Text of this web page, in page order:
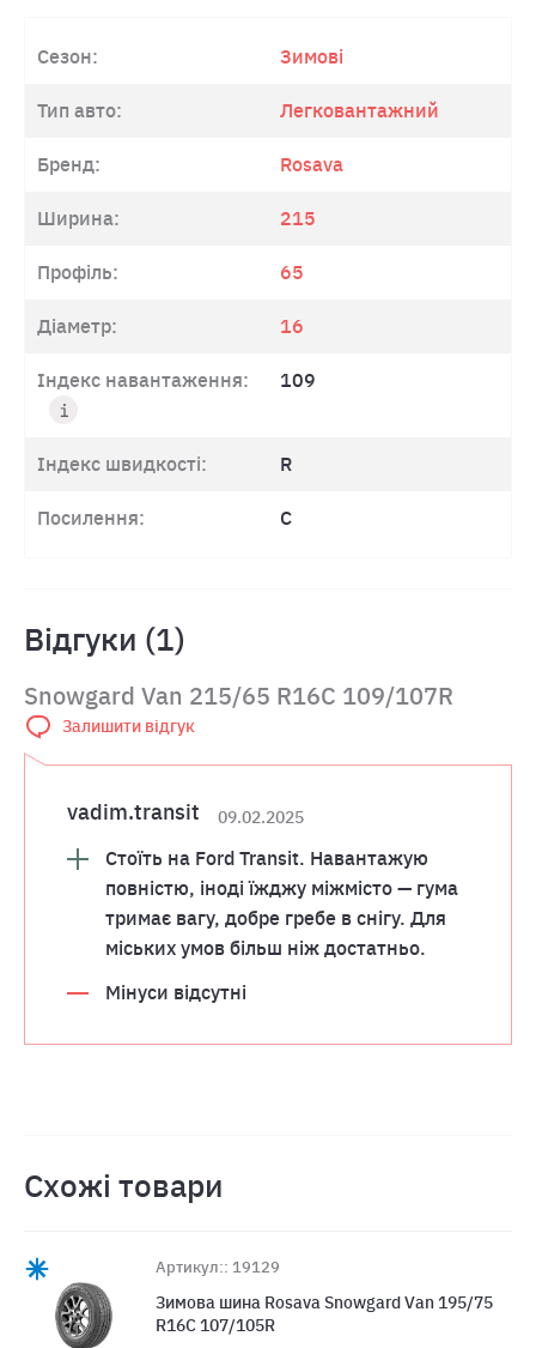
Сезон: Зимові
Тип авто: Легковантажний
Бренд: Rosava
Ширина: 215
Профіль: 65
Діаметр: 16
Індекс навантаження: 109
Індекс швидкості: R
Посилення: C
Відгуки (1)
Snowgard Van 215/65 R16C 109/107R
Залишити відгук
vadim.transit 09.02.2025
Стоїть на Ford Transit. Навантажую
повністю, іноді їжджу міжмісто — гума
тримає вагу, добре гребе в снігу. Для
міських умов більш ніж достатньо.
Мінуси відсутні
Схожі товари
Артикул:: 19129
Зимова шина Rosava Snowgard Van 195/75
R16C 107/105R